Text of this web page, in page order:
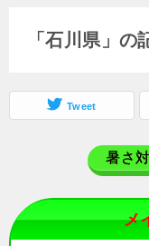
「石川県」の
Tweet
暑さ
メ